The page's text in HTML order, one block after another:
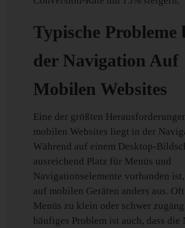
Typische Probleme
der Navigation Auf
Mobilen Websites
Eine der größten
mobilen Websites liegt in der
Während auf einem Desktop-
ausreichend Platz für Menüs und
Navigationselemente vorhanden
auf mobilen Geräten anders aus.
Menüs zu klein oder schwer
häufiges Problem ist auch, dass die